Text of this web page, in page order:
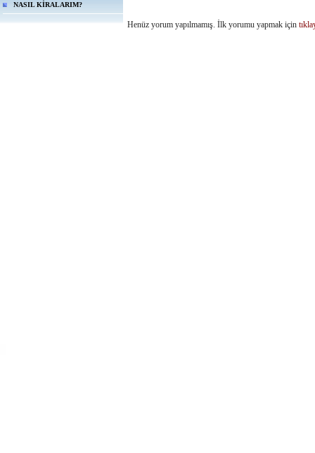
NASIL KİRALARIM?
Henüz yorum yapılmamış. İlk yorumu yapmak için